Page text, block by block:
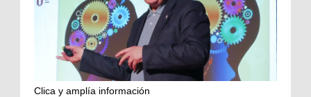
Clica y amplía información